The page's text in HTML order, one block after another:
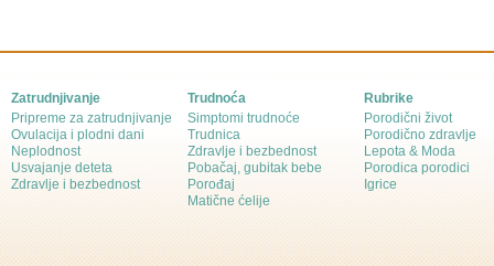
Zatrudnjivanje
Pripreme za zatrudnjivanje
Ovulacija i plodni dani
Neplodnost
Usvajanje deteta
Zdravlje i bezbednost
Trudnoća
Simptomi trudnoće
Trudnica
Zdravlje i bezbednost
Pobačaj, gubitak bebe
Porođaj
Matične ćelije
Rubrike
Porodični život
Porodično zdravlje
Lepota & Moda
Porodica porodici
Igrice